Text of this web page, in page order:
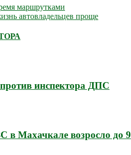
маршрутками
автовладельцев проще
инспектора ДПС
Махачкале возросло до 9